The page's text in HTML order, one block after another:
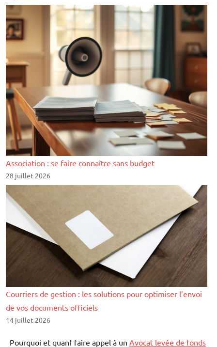
Association : se faire connaître sans budget
28 juillet 2026
Courriers de gestion : les solutions pour optimiser l’envoi
de vos documents officiels
14 juillet 2026
Pourquoi et quanf faire appel à un Avocat levée de fonds